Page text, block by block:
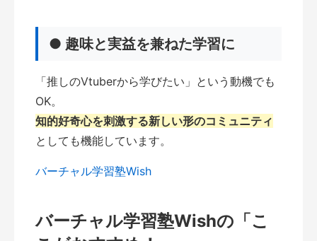
● 趣味と実益を兼ねた学習に
「推しのVtuberから学びたい」という動機でも
OK。
知的好奇心を刺激する新しい形のコミュニティ
としても機能しています。
バーチャル学習塾Wish
バーチャル学習塾Wishの「こ